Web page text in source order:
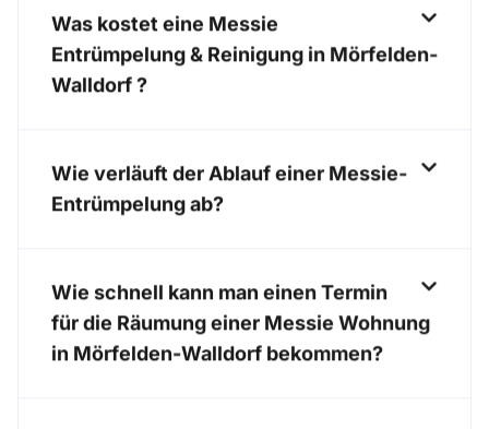
Was kostet eine Messie
Entrümpelung & Reinigung in Mörfelden-
Walldorf ?
Wie verläuft der Ablauf einer Messie-
Entrümpelung ab?
Wie schnell kann man einen Termin
für die Räumung einer Messie Wohnung
in Mörfelden-Walldorf bekommen?